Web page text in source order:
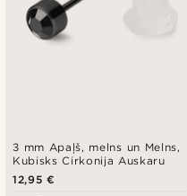
3 mm Apaļš, melns un Melns,
Kubisks Cirkonija Auskaru
12,95 €